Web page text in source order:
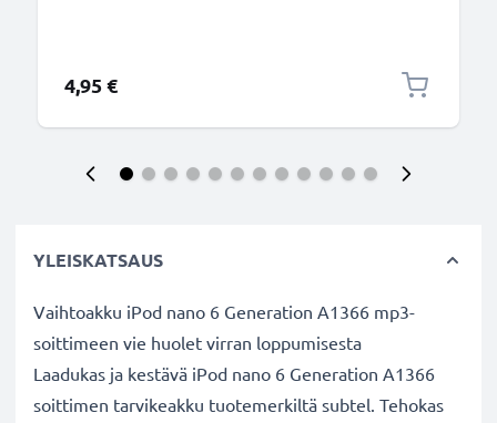
4,95 €
YLEISKATSAUS
Vaihtoakku iPod nano 6 Generation A1366 mp3-
soittimeen vie huolet virran loppumisesta
Laadukas ja kestävä iPod nano 6 Generation A1366
soittimen tarvikeakku tuotemerkiltä subtel. Tehokas